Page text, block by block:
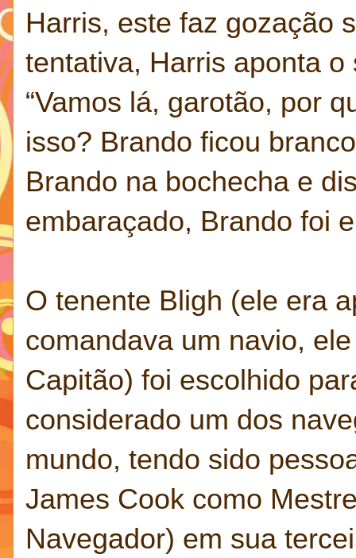
Harris, este faz gozação
tentativa, Harris aponta
“Vamos lá, garotão, por
isso? Brando ficou
Brando na bochecha e
embaraçado, Brando foi
O tenente Bligh (ele era
comandava um navio,
Capitão) foi escolhido
considerado um dos
mundo, tendo sido
James Cook como
Navegador) em sua